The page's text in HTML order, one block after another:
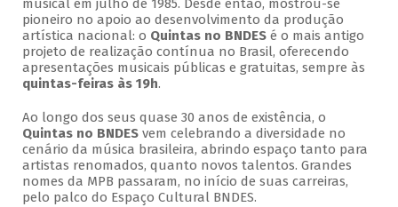
musical em julho de 1985. Desde então, mostrou-se
pioneiro no apoio ao desenvolvimento da produção
artística nacional: o Quintas no BNDESé o mais antigo
projeto de realização contínua no Brasil, oferecendo
apresentações musicais públicas e gratuitas, sempre às
quintas-feiras às 19h.
Ao longo dos seus quase 30 anos de existência, o
Quintas no BNDESvem celebrando a diversidade no
cenário da música brasileira, abrindo espaço tanto para
artistas renomados, quanto novos talentos. Grandes
nomes da MPB passaram, no início de suas carreiras,
pelo palco do Espaço Cultural BNDES.